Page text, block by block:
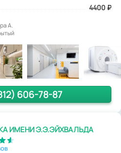
4400 ₽
А.
606-78-87
ИМЕНИ Э.Э.ЭЙХВАЛЬДА